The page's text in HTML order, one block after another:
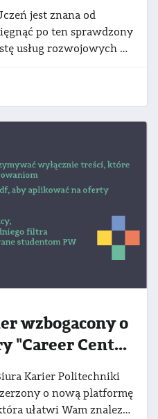
jest znana od
po ten sprawdzony
model, żeby wzbogacić listę usług rozwojowych oferowanych przez Biuro Karier PW. Przez 6 m-cy Mentorzy - w większości absolwenci Politechniki Warszawskiej, spotykali się ze studentami PW - swoimi Mentee, aby w atmosferze otwartości wspierać ich w podejmowaniu decyzji zawodowych i realizacji celów. Zobaczcie krótką relację i poznajcie ich wrażenia :)
wzbogacony o
platformę kariery "Career Center"!
Karier Politechniki
o nową platformę
kariery "Career Center", która ułatwi Wam znalezienie najlepszych ofert i pracodawców z całej Europy, a także umożliwi szybką rejestrację na wydarzenia Biura Karier oraz na konsultacje z doradcami kariery.